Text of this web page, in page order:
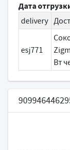
Дата
delivery
esj771
Вт